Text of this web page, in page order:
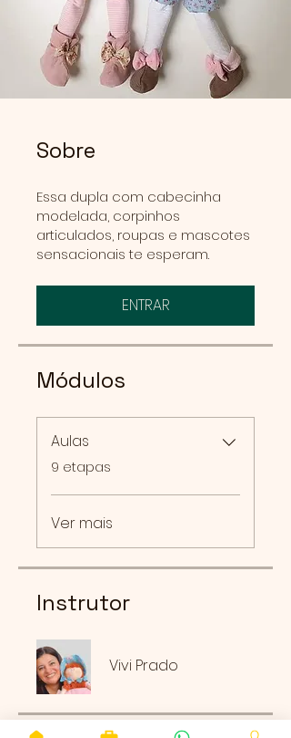
Sobre
Essa dupla com cabecinha
modelada, corpinhos
articulados, roupas e mascotes
sensacionais te esperam.
ENTRAR
Módulos
Aulas
9 etapas
Ver mais
Instrutor
Vivi Prado